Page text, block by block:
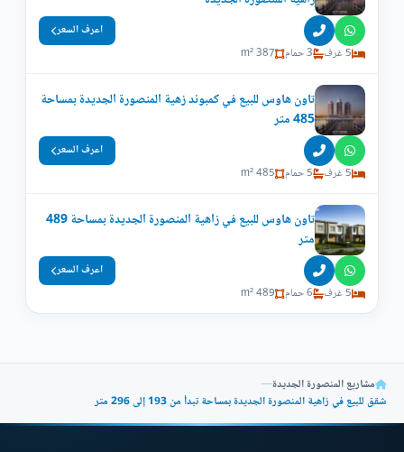
5 غرف 3 حمام 387 m²
اعرف السعر
تاون هاوس للبيع في كمبوند زهية المنصورة الجديدة بمساحة
485 متر
5 غرف 5 حمام 485 m²
اعرف السعر
تاون هاوس للبيع في زاهية المنصورة الجديدة بمساحة 489
متر
5 غرف 6 حمام 489 m²
اعرف السعر
مشاريع المنصورة الجديدة—
شقق للبيع في زاهية المنصورة الجديدة بمساحة تبدأ من 193 إلى 296 متر